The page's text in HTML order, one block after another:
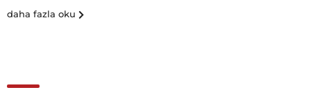
daha fazla oku